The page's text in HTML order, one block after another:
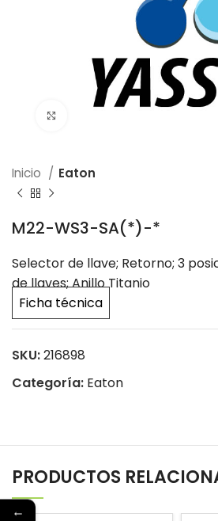
Inicio Eaton
M22-WS3-SA(*)-*
Selector de llave; Retorno; 3
de llaves; Anillo Titanio
Ficha técnica
SKU:216898
Categoría: Eaton
PRODUCTOS
←